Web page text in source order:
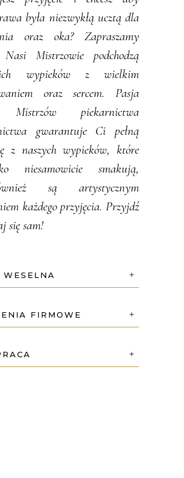
była niezwykłą ucztą dla
oraz oka? Zapraszamy
Mistrzowie podchodzą
wypieków z wielkim
oraz sercem. Pasja
Mistrzów piekarnictwa
gwarantuje Ci pełną
z naszych wypieków, które
niesamowicie smakują,
są artystycznym
każdego przyjęcia. Przyjdź
się sam!
FIRMOWE